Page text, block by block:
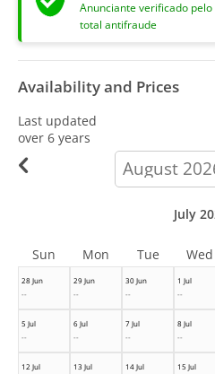
Anunciante verificado
total antifraude
Availability and Prices
Last updated
over 6 years
calendar-
month
28 Jun
--
29 Jun
--
30 Jun
--
1 Jul
--
5 Jul
--
6 Jul
--
7 Jul
--
8 Jul
--
12 Jul
13 Jul
14 Jul
15 Jul
July
Sun Mon Tue Wed